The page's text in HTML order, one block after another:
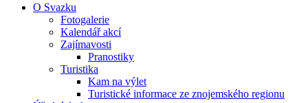
O Svazku
Fotogalerie
Kalendář akcí
Zajímavosti
Pranostiky
Turistika
Kam na výlet
Turistické informace ze znojemského regionu